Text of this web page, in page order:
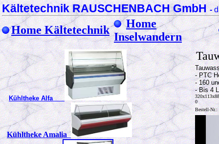
Kältetechnik RAUSCHENBACH GmbH-
Home Kältetechnik
Home
Inselwandern
Kühltheke Alfa
Kühltheke Amalia
- PTC
- 160
- Bis 4
0
Bestell-